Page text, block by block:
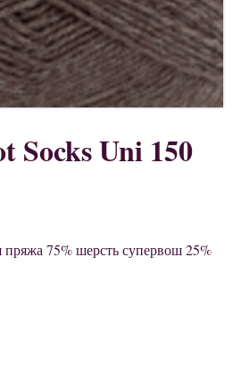
Socks Uni 150
пряжа 75% шерсть супервош 25%